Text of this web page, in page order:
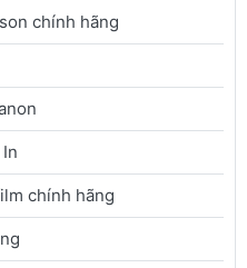
chính hãng
chính hãng